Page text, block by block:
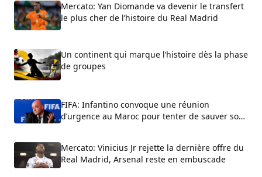
Mercato: Yan Diomande va devenir le transfert
le plus cher de l’histoire du Real Madrid
Un continent qui marque l’histoire dès la phase
de groupes
FIFA: Infantino convoque une réunion
d’urgence au Maroc pour tenter de sauver son
Mercato: Vinicius Jr rejette la dernière offre du
Real Madrid, Arsenal reste en embuscade